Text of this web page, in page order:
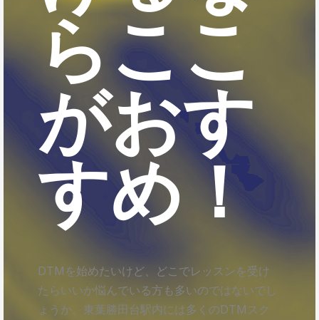
らここ
がおす
すめ！
DTMを始めたいけど、どこでレッスンを受け
たらいいか悩んでいる方も多いのではないでし
ょうか。東葉勝田台駅内には多くのDTMスク